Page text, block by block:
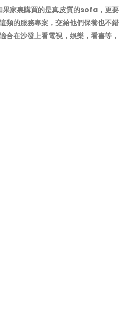
家裏購買的是真皮質的sofa，更
的服務專案，交給他們保養也不錯
在沙發上看電視，娛樂，看書等